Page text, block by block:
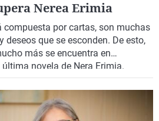
Nerea Erimia
compuesta por cartas, son muchas
deseos que se esconden. De esto,
más se encuentra en
novela de Nera Erimia.